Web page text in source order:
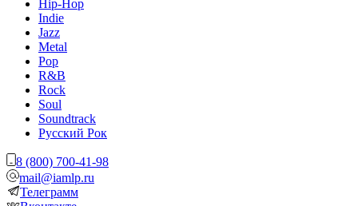
Hip-Hop
Indie
Jazz
Metal
Pop
R&B
Rock
Soul
Soundtrack
Русский Рок
8 (800) 700-41-98
mail@iamlp.ru
Телеграмм